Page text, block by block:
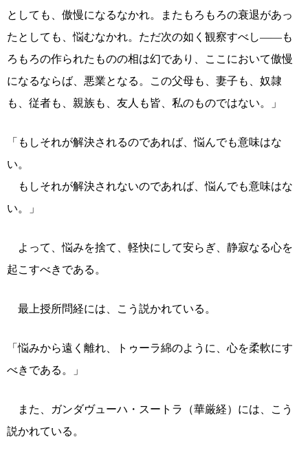
としても、傲慢になるなかれ。またもろもろの衰退があっ
たとしても、悩むなかれ。ただ次の如く観察すべし――も
ろもろの作られたものの相は幻であり、ここにおいて傲慢
になるならば、悪業となる。この父母も、妻子も、奴隷
も、従者も、親族も、友人も皆、私のものではない。」
「もしそれが解決されるのであれば、悩んでも意味はな
い。
もしそれが解決されないのであれば、悩んでも意味はな
い。」
よって、悩みを捨て、軽快にして安らぎ、静寂なる心を
起こすべきである。
最上授所問経には、こう説かれている。
「悩みから遠く離れ、トゥーラ綿のように、心を柔軟にす
べきである。」
また、ガンダヴューハ・スートラ（華厳経）には、こう
説かれている。